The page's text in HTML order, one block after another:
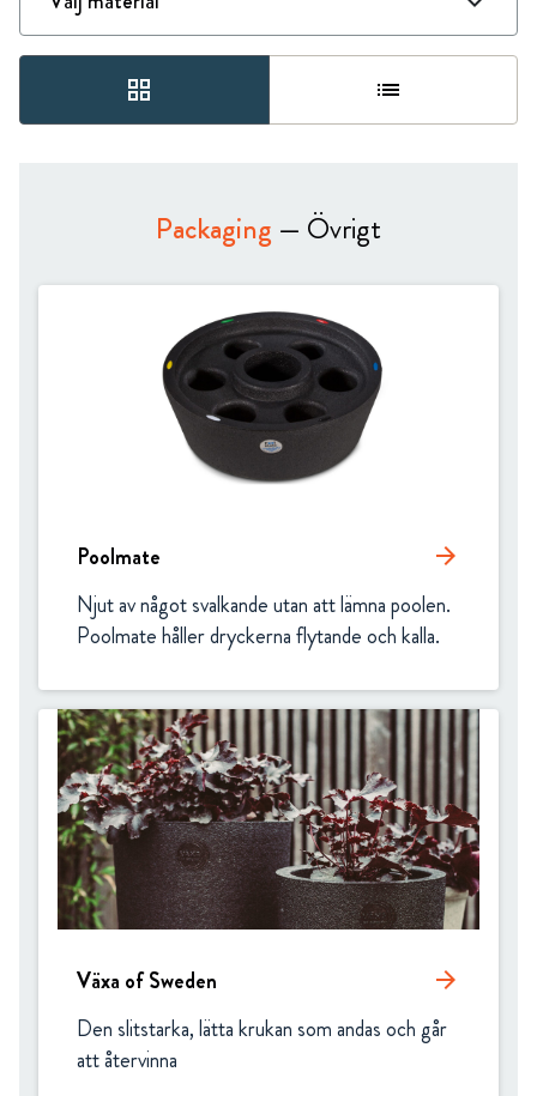
grid_view list
Packaging — Övrigt
Poolmate arrow_forward
Njut av något svalkande utan att lämna poolen.
Poolmate håller dryckerna flytande och kalla.
Växa of Sweden arrow_forward
Den slitstarka, lätta krukan som andas och går
att återvinna